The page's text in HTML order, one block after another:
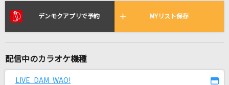
リアルタイムで歌われている曲の一覧
Twilight Twilight
デンモクアプリで予約 MYリスト保存
配信中のカラオケ機種
LIVE DAM WAO!